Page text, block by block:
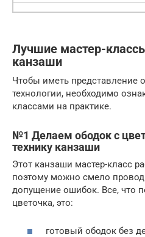
Лучшие мастер-
канзаши
Чтобы иметь представление
технологии, необходимо
классами на практике.
№1 Делаем ободок с
технику канзаши
Этот канзаши мастер-класс
поэтому можно смело
допущение ошибок. Все, что
цветочка, это:
готовый ободок без